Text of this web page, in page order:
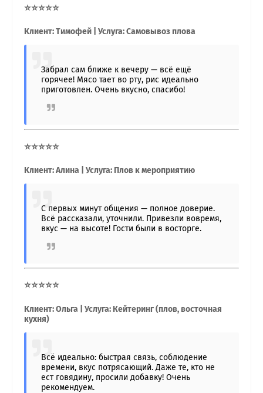
⭐⭐⭐⭐⭐
Клиент: Тимофей | Услуга: Самовывоз плова
Забрал сам ближе к вечеру — всё ещё
горячее! Мясо тает во рту, рис идеально
приготовлен. Очень вкусно, спасибо!
⭐⭐⭐⭐⭐
Клиент: Алина | Услуга: Плов к мероприятию
С первых минут общения — полное доверие.
Всё рассказали, уточнили. Привезли вовремя,
вкус — на высоте! Гости были в восторге.
⭐⭐⭐⭐⭐
Клиент: Ольга | Услуга: Кейтеринг (плов, восточная
кухня)
Всё идеально: быстрая связь, соблюдение
времени, вкус потрясающий. Даже те, кто не
ест говядину, просили добавку! Очень
рекомендуем.